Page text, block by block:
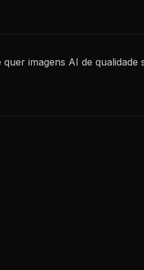
imagens AI de qualidade